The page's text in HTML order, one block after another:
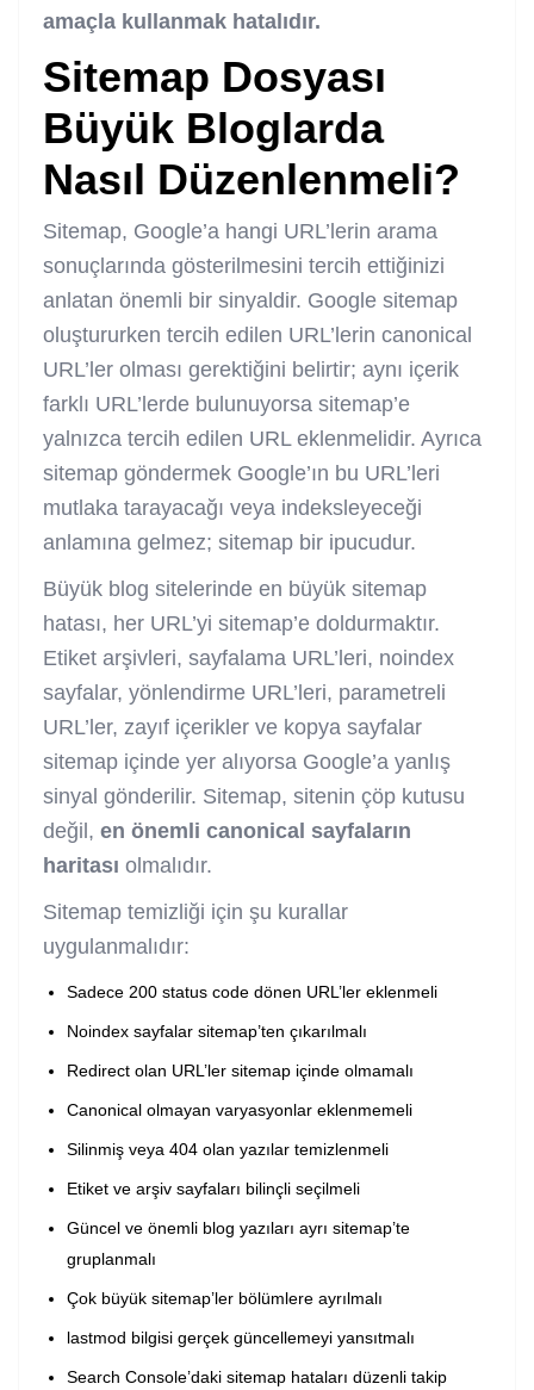
amaçla kullanmak hatalıdır.
Sitemap Dosyası
Büyük Bloglarda
Nasıl Düzenlenmeli?
Sitemap, Google’a hangi URL’lerin arama
sonuçlarında gösterilmesini tercih ettiğinizi
anlatan önemli bir sinyaldir. Google sitemap
oluştururken tercih edilen URL’lerin canonical
URL’ler olması gerektiğini belirtir; aynı içerik
farklı URL’lerde bulunuyorsa sitemap’e
yalnızca tercih edilen URL eklenmelidir. Ayrıca
sitemap göndermek Google’ın bu URL’leri
mutlaka tarayacağı veya indeksleyeceği
anlamına gelmez; sitemap bir ipucudur.
Büyük blog sitelerinde en büyük sitemap
hatası, her URL’yi sitemap’e doldurmaktır.
Etiket arşivleri, sayfalama URL’leri, noindex
sayfalar, yönlendirme URL’leri, parametreli
URL’ler, zayıf içerikler ve kopya sayfalar
sitemap içinde yer alıyorsa Google’a yanlış
sinyal gönderilir. Sitemap, sitenin çöp kutusu
değil, en önemli canonical sayfaların
haritası olmalıdır.
Sitemap temizliği için şu kurallar
uygulanmalıdır:
Sadece 200 status code dönen URL’ler eklenmeli
Noindex sayfalar sitemap’ten çıkarılmalı
Redirect olan URL’ler sitemap içinde olmamalı
Canonical olmayan varyasyonlar eklenmemeli
Silinmiş veya 404 olan yazılar temizlenmeli
Etiket ve arşiv sayfaları bilinçli seçilmeli
Güncel ve önemli blog yazıları ayrı sitemap’te
gruplanmalı
Çok büyük sitemap’ler bölümlere ayrılmalı
lastmod bilgisi gerçek güncellemeyi yansıtmalı
Search Console’daki sitemap hataları düzenli takip